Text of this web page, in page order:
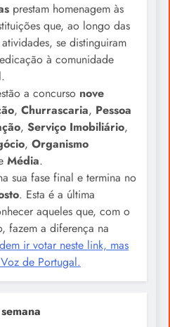
prestam homenagem às
que, ao longo das
se distinguiram
à comunidade
a concurso nove
, Churrascaria, Pessoa
, Serviço Imobiliário,
, Organismo
Média.
sua fase final e termina no
. Esta é a última
aqueles que, com o
fazem a diferença na
ir votar neste link, mas
de Portugal.